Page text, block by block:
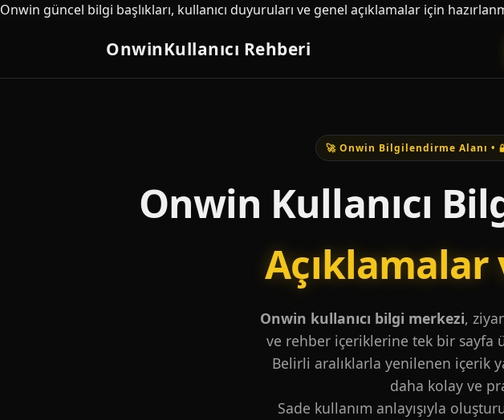
Onwin güncel bilgi başlıkları, kullanıcı duyuruları ve genel açıklamalar için
OnwinKullanıcı Rehberi
🚀 Onwin Bilgilendirme Alanı •
Onwin Kullanıcı
Açıklamalar
Onwin kullanıcı bilgi merkezi,
ve rehber içeriklerine tek bir sayfa
Belirli aralıklarla yenilenen içerik
daha kolay ve
Sade kullanım anlayışıyla